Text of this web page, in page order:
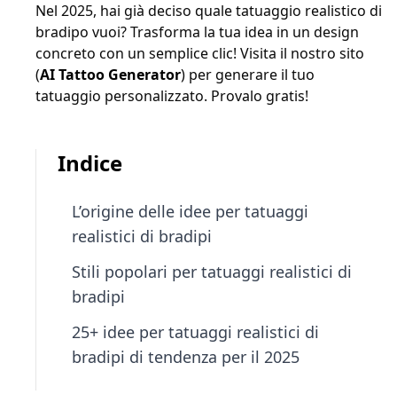
Nel 2025, hai già deciso quale tatuaggio realistico di
bradipo vuoi? Trasforma la tua idea in un design
concreto con un semplice clic! Visita il nostro sito
(AI Tattoo Generator) per generare il tuo
tatuaggio personalizzato. Provalo gratis!
Indice
L’origine delle idee per tatuaggi
realistici di bradipi
Stili popolari per tatuaggi realistici di
bradipi
25+ idee per tatuaggi realistici di
bradipi di tendenza per il 2025